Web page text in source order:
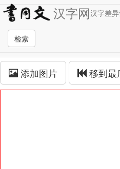
汉字网汉字差
检索
草书在线
添加图片 移到最